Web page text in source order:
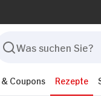
Coupons Rezepte